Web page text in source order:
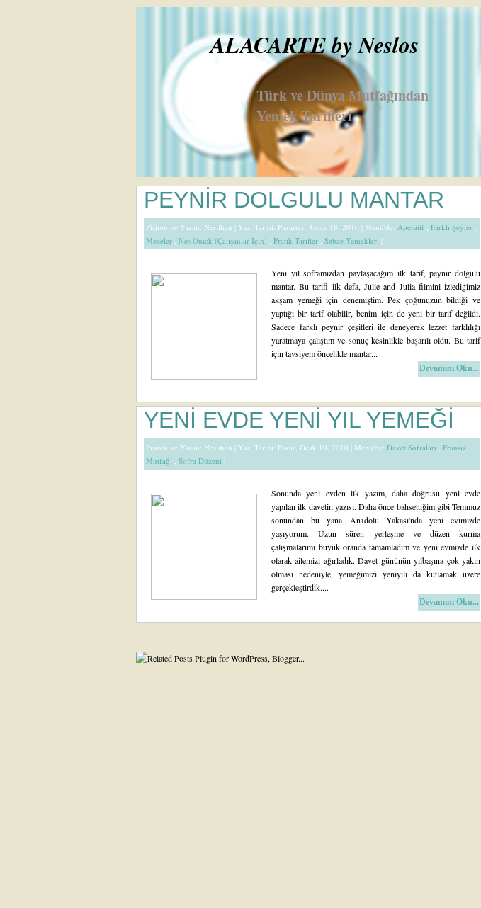
ALACARTE by Neslos
Türk ve Dünya Mutfağından
Yemek Tarifleri
PEYNİR DOLGULU MANTAR
Pişiren ve Yazan: Neslihan | Yazı Tarihi: Pazartesi, Ocak 18, 2010 | Menü'de: Aperatif , Farklı Şeyler ,
Mezeler , Nes Ouick (Çalışanlar İçin) , Pratik Tarifler , Sebze Yemekleri |
Yeni yıl soframızdan paylaşacağım ilk tarif, peynir dolgulu
mantar. Bu tarifi ilk defa, Julie and Julia filmini izlediğimiz
akşam yemeği için denemiştim. Pek çoğunuzun bildiği ve
yaptığı bir tarif olabilir, benim için de yeni bir tarif değildi.
Sadece farklı peynir çeşitleri ile deneyerek lezzet farklılığı
yaratmaya çalıştım ve sonuç kesinlikle başarılı oldu. Bu tarif
için tavsiyem öncelikle mantar...
Devamını Oku...
YENİ EVDE YENİ YIL YEMEĞİ
Pişiren ve Yazan: Neslihan | Yazı Tarihi: Pazar, Ocak 10, 2010 | Menü'de: Davet Sofraları , Fransız
Mutfağı , Sofra Düzeni |
Sonunda yeni evden ilk yazım, daha doğrusu yeni evde
yapılan ilk davetin yazısı. Daha önce bahsettiğim gibi Temmuz
sonundan bu yana Anadolu Yakası'nda yeni evimizde
yaşıyorum. Uzun süren yerleşme ve düzen kurma
çalışmalarımı büyük oranda tamamladım ve yeni evmizde ilk
olarak ailemizi ağırladık. Davet gününün yılbaşına çok yakın
olması nedeniyle, yemeğimizi yeniyılı da kutlamak üzere
gerçekleştirdik....
Devamını Oku...